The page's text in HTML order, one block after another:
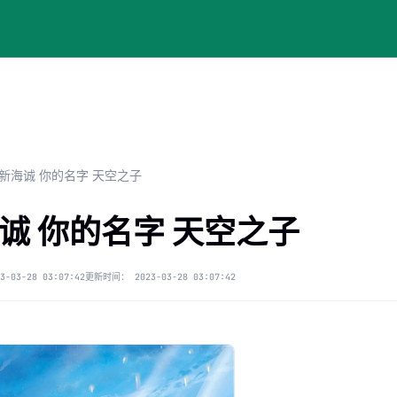
超高评分剧情喜剧
海诚 你的名字 天空之子
你的名字 天空之子
03-28 03:07:42更新时间： 2023-03-28 03:07:42